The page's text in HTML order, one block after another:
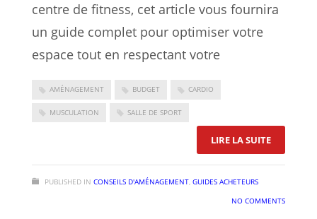
centre de fitness, cet article vous fournira
un guide complet pour optimiser votre
espace tout en respectant votre
AMÉNAGEMENT BUDGET CARDIO
MUSCULATION SALLE DE SPORT
LIRE LA SUITE:
PUBLISHED IN CONSEILS D'AMÉNAGEMENT, GUIDES ACHETEURS
NO COMMENTS